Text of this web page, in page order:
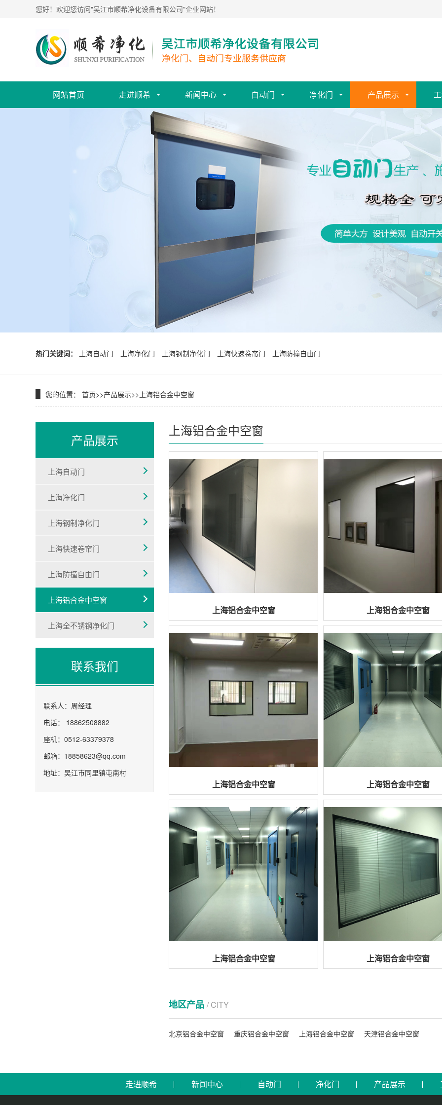
您好！欢迎您访问"吴江市顺希净化设备有限公司"企业网站！
网站首页 走进顺希 新闻中心 自动门 净化门 产品展示
热门关键词： 上海自动门 上海净化门 上海钢制净化门 上海快速卷帘门 上海防撞自由门
您的位置： 首页>>产品展示>> 上海铝合金中空窗
产品展示
上海自动门
上海净化门
上海钢制净化门
上海快速卷帘门
上海防撞自由门
上海铝合金中空窗
上海全不锈钢净化门
联系我们
联系人：周经理
电话： 18862508882
座机：0512-63379378
邮箱：18858623@qq.com
地址：吴江市同里镇屯南村
上海铝合金中空窗
上海铝合金中空窗 上海铝合金中空窗
上海铝合金中空窗 上海铝合金中空窗
上海铝合金中空窗 上海铝合金中空窗
地区产品 / CITY
北京铝合金中空窗 重庆铝合金中空窗 上海铝合金中空窗 天津铝合金中空窗
走进顺希 新闻中心 自动门 净化门 产品展示